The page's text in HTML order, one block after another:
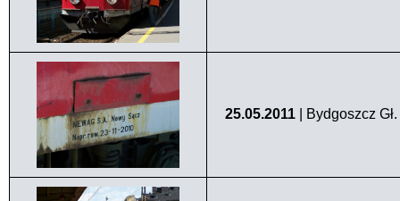
25.05.2011 | Bydgoszcz